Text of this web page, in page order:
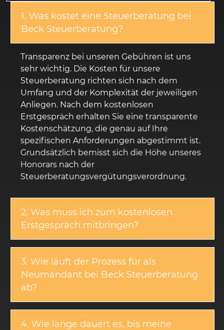
1. Was kostet eine Steuerberatung bei
Beck Steuerberatung?
Transparenz bei unseren Gebühren ist uns
sehr wichtig. Die Kosten für unsere
Steuerberatung richten sich nach dem
Umfang und der Komplexität der jeweiligen
Anliegen. Nach dem kostenlosen
Erstgespräch erhalten Sie eine transparente
Kostenschätzung, die genau auf Ihre
spezifischen Anforderungen abgestimmt ist.
Grundsätzlich bemisst sich die Höhe unseres
Honorars nach der
Steuerberatungsvergütungsverordnung.
2. Was muss ich zum kostenlosen
Erstgespräch mitbringen?
3. Wie läuft der Prozess für als
Neumandant bei Beck Steuerberatung
ab?
4. Wie lange dauert es, bis meine